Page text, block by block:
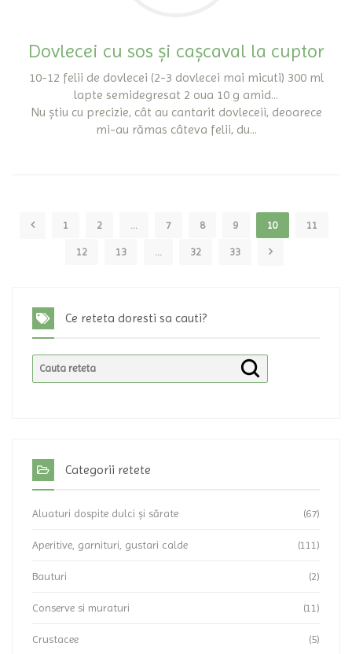
Dovlecei cu sos și cașcaval la cuptor
10-12 felii de dovlecei (2-3 dovlecei mai micuti) 300 ml
lapte semidegresat 2 oua 10 g amid...
Nu știu cu precizie, cât au cantarit dovleceii, deoarece
mi-au rămas câteva felii, du...
1 2 ... 7 8 9 10 11
12 13 ... 32 33
Ce reteta doresti sa cauti?
Categorii retete
Aluaturi dospite dulci și sărate (67)
Aperitive, garnituri, gustari calde (111)
Bauturi (2)
Conserve si muraturi (11)
Crustacee (5)